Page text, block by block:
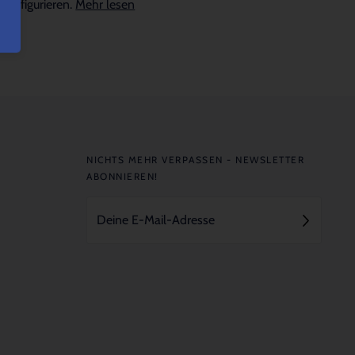
konfigurieren. Mehr lesen
NICHTS MEHR VERPASSEN - NEWSLETTER
ABONNIEREN!